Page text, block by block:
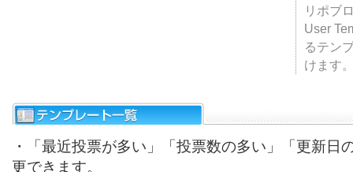
リポブ
User
るテン
けます
・「最近投票が多い」「投票数の多い」「更新日
更できます。